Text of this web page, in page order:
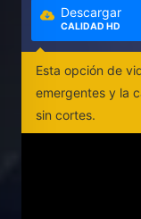
Descargar
CALIDAD HD
Esta opción de
emergentes y la
sin cortes.